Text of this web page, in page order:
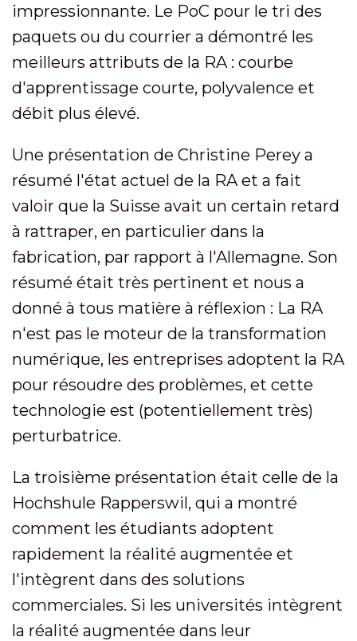
impressionnante. Le PoC pour le tri des
paquets ou du courrier a démontré les
meilleurs attributs de la RA : courbe
d'apprentissage courte, polyvalence et
débit plus élevé.
Une présentation de Christine Perey a
résumé l'état actuel de la RA et a fait
valoir que la Suisse avait un certain retard
à rattraper, en particulier dans la
fabrication, par rapport à l'Allemagne. Son
résumé était très pertinent et nous a
donné à tous matière à réflexion : La RA
n'est pas le moteur de la transformation
numérique, les entreprises adoptent la RA
pour résoudre des problèmes, et cette
technologie est (potentiellement très)
perturbatrice.
La troisième présentation était celle de la
Hochshule Rapperswil, qui a montré
comment les étudiants adoptent
rapidement la réalité augmentée et
l'intègrent dans des solutions
commerciales. Si les universités intègrent
la réalité augmentée dans leur